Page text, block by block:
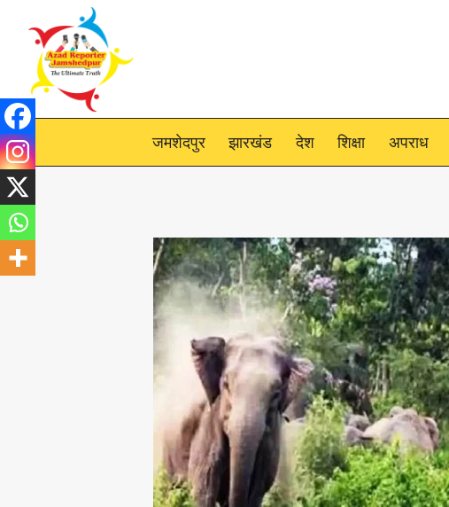
content
जमशेदपुर झारखंड देश शिक्षा अपराध